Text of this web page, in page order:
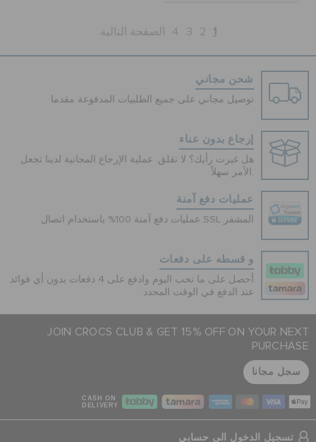
1
2
3
4 الصفحة التالية
شحن مجاني
توصيل مجاني على جميع الطلبيات المدفوعة مقدما
إرجاع بدون عناء
هل غيرت رأيك؟ لا تقلق. عملية الإرجاع المجانية لدينا تجعل
الأمر سهلاً.
عمليات دفع آمنة
عمليات دفع آمنة 100% باستخدام اتصال SSL المشفر
و قسطه على دفعات
أحصل على ما تحب اليوم وادفع على 4 دفعات بدون أي فوائد
عند الدفع في الوقت المحدد
JOIN CROCS CLUB & GET 15% OFF ON YOUR NEXT
PURCHASE
سجل مجانا
CASH ON
DELIVERY
تسجيل الدخول الى حسابي